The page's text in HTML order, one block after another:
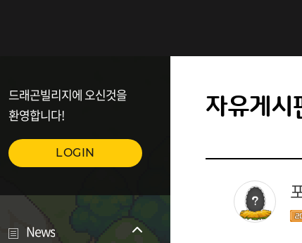
드래곤빌리지에 오신것을
환영합니다!
LOGIN
News
자유게시